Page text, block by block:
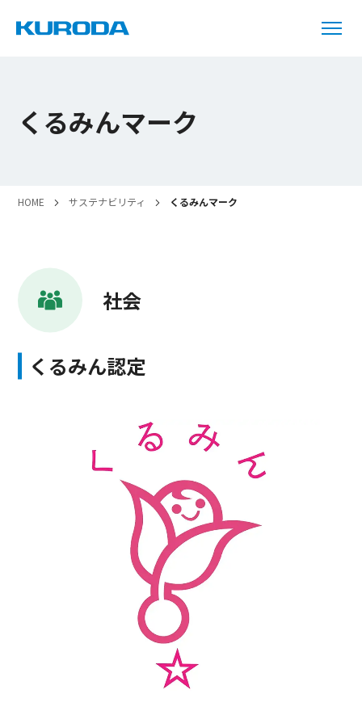
くるみんマーク
HOME サステナビリティ くるみんマーク
社会
くるみん認定